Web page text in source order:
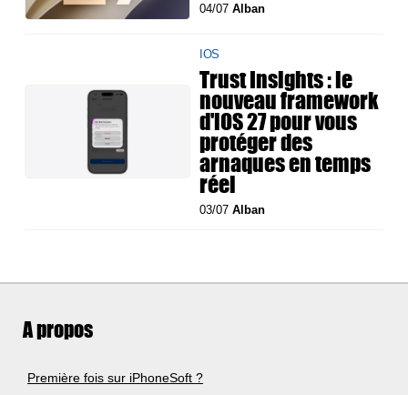
04/07Alban
IOS
Trust Insights : le
nouveau framework
d'iOS 27 pour vous
protéger des
arnaques en temps
réel
03/07Alban
A propos
Première fois sur iPhoneSoft ?